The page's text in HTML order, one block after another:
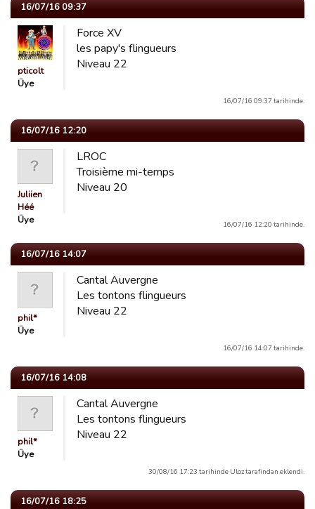
16/07/16 09:37
pticolt
Üye
Force XV
les papy's flingueurs
Niveau 22
16/07/16 09:37 tarihinde.
16/07/16 12:20
Juliien
Héé
Üye
LROC
Troisième mi-temps
Niveau 20
16/07/16 12:20 tarihinde.
16/07/16 14:07
phil*
Üye
Cantal Auvergne
Les tontons flingueurs
Niveau 22
16/07/16 14:07 tarihinde.
16/07/16 14:08
phil*
Üye
Cantal Auvergne
Les tontons flingueurs
Niveau 22
30/08/16 17:23 tarihinde Uloz tarafindan eklendi.
16/07/16 18:25